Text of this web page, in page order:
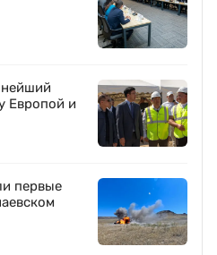
Европой и
первые